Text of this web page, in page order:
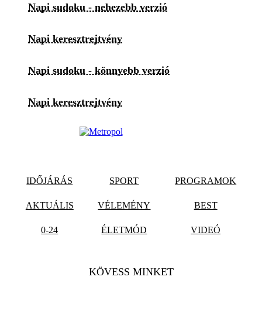
Napi sudoku - nehezebb verzió
Napi keresztrejtvény
Napi sudoku - könnyebb verzió
Napi keresztrejtvény
IDŐJÁRÁS SPORT PROGRAMOK
AKTUÁLIS VÉLEMÉNY BEST
0-24 ÉLETMÓD VIDEÓ
KÖVESS MINKET